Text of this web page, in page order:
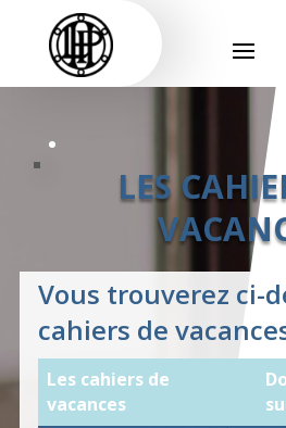
LES
Vous trouverez ci-
cahiers de
Les cahiers de
vacances